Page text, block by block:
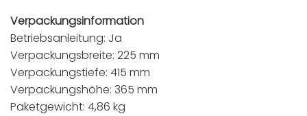
Verpackungsinformation
Betriebsanleitung: Ja
Verpackungsbreite: 225 mm
Verpackungstiefe: 415 mm
Verpackungshöhe: 365 mm
Paketgewicht: 4,86 kg